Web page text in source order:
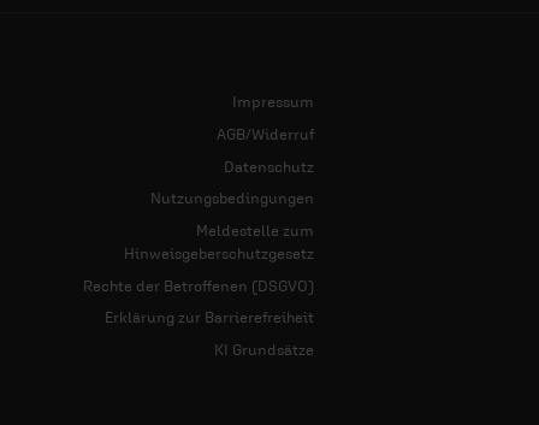
Impressum
AGB/Widerruf
Datenschutz
Nutzungsbedingungen
Meldestelle zum
Hinweisgeberschutzgesetz
Rechte der Betroffenen (DSGVO)
Erklärung zur Barrierefreiheit
KI Grundsätze